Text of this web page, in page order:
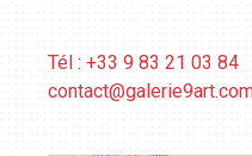
Tél : +33 9 83 21 03 84